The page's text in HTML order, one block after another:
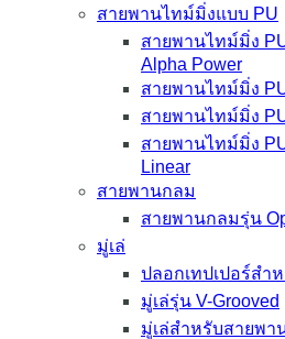
สายพานไทม์มิ่งแบบ PU
สายพานไทม์มิ่ง
Alpha Power
สายพานไทม์มิ่ง
สายพานไทม์มิ่ง
สายพานไทม์มิ่ง
Linear
สายพานกลม
สายพานกลมรุ่น
มู่เล่
ปลอกเทปเปอร์สำ
มู่เล่รุ่น V-Grooved
มู่เล่สำหรับสายพา